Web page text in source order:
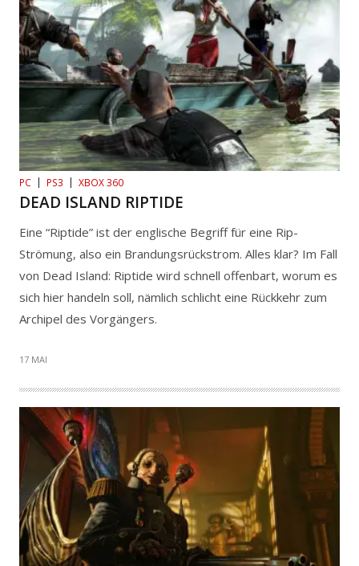
PC PS3 XBOX 360
DEAD ISLAND RIPTIDE
Eine “Riptide” ist der englische Begriff für eine Rip-
Strömung, also ein Brandungsrückstrom. Alles klar? Im Fall
von Dead Island: Riptide wird schnell offenbart, worum es
sich hier handeln soll, nämlich schlicht eine Rückkehr zum
Archipel des Vorgängers.
17 MAI